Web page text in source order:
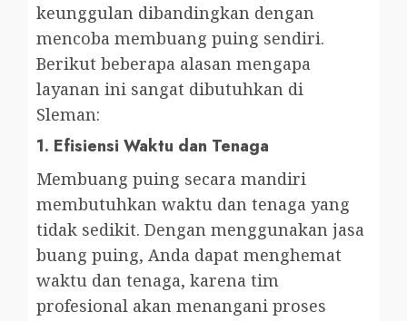
keunggulan dibandingkan dengan
mencoba membuang puing sendiri.
Berikut beberapa alasan mengapa
layanan ini sangat dibutuhkan di
Sleman:
1. Efisiensi Waktu dan Tenaga
Membuang puing secara mandiri
membutuhkan waktu dan tenaga yang
tidak sedikit. Dengan menggunakan jasa
buang puing, Anda dapat menghemat
waktu dan tenaga, karena tim
profesional akan menangani proses